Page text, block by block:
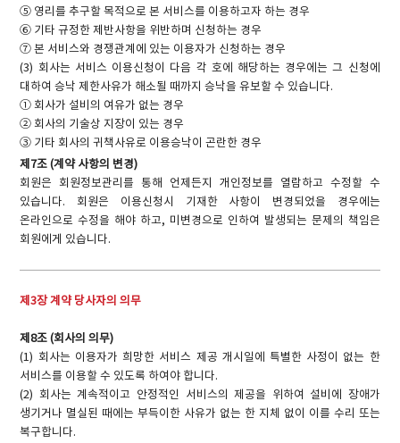
⑤ 영리를 추구할 목적으로 본 서비스를 이용하고자 하는 경우
⑥ 기타 규정한 제반사항을 위반하며 신청하는 경우
⑦ 본 서비스와 경쟁관계에 있는 이용자가 신청하는 경우
(3) 회사는 서비스 이용신청이 다음 각 호에 해당하는 경우에는 그 신청에
대하여 승낙 제한사유가 해소될 때까지 승낙을 유보할 수 있습니다.
① 회사가 설비의 여유가 없는 경우
② 회사의 기술상 지장이 있는 경우
③ 기타 회사의 귀책사유로 이용승낙이 곤란한 경우
제7조 (계약 사항의 변경)
회원은 회원정보관리를 통해 언제든지 개인정보를 열람하고 수정할 수
있습니다. 회원은 이용신청시 기재한 사항이 변경되었을 경우에는
온라인으로 수정을 해야 하고, 미변경으로 인하여 발생되는 문제의 책임은
회원에게 있습니다.
제3장 계약 당사자의 의무
제8조 (회사의 의무)
(1) 회사는 이용자가 희망한 서비스 제공 개시일에 특별한 사정이 없는 한
서비스를 이용할 수 있도록 하여야 합니다.
(2) 회사는 계속적이고 안정적인 서비스의 제공을 위하여 설비에 장애가
생기거나 멸실된 때에는 부득이한 사유가 없는 한 지체 없이 이를 수리 또는
복구합니다.